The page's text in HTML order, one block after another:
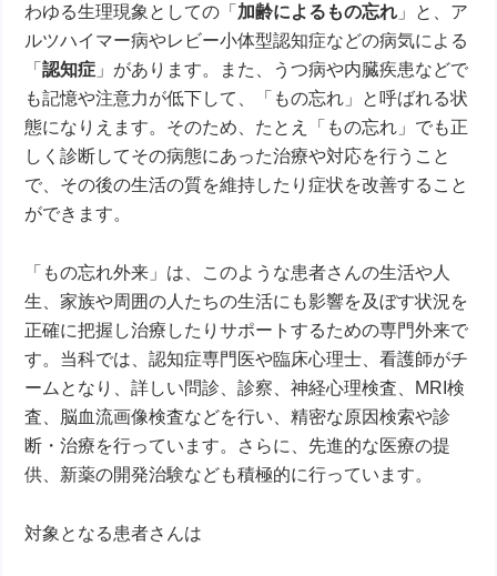
わゆる生理現象としての「 加齢によるもの忘れ 」と、ア
ルツハイマー病やレビー小体型認知症などの病気による
「認知症 」があります。また、うつ病や内臓疾患などで
も記憶や注意力が低下して、「もの忘れ」と呼ばれる状
態になりえます。そのため、たとえ「もの忘れ」でも正
しく診断してその病態にあった治療や対応を行うこと
で、その後の生活の質を維持したり症状を改善すること
ができます。
「もの忘れ外来」は、このような患者さんの生活や人
生、家族や周囲の人たちの生活にも影響を及ぼす状況を
正確に把握し治療したりサポートするための専門外来で
す。当科では、認知症専門医や臨床心理士、看護師がチ
ームとなり、詳しい問診、診察、神経心理検査、MRI検
査、脳血流画像検査などを行い、精密な原因検索や診
断・治療を行っています。さらに、先進的な医療の提
供、新薬の開発治験なども積極的に行っています。
対象となる患者さんは